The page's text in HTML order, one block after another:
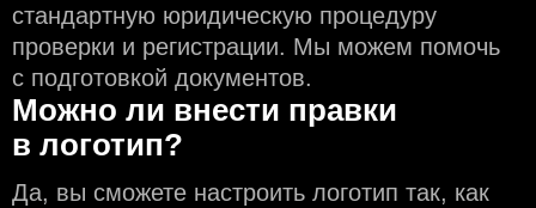
стандартную юридическую процедуру
проверки и регистрации. Мы можем помочь
с подготовкой документов.
Можно ли внести правки
в логотип?
Да, вы сможете настроить логотип так, как